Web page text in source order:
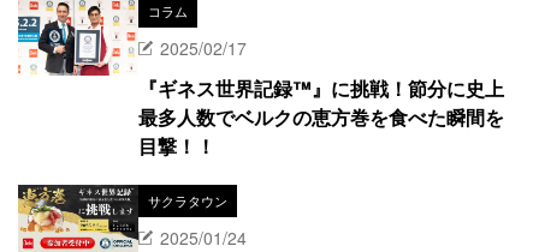
コラム
2025/02/17
『ギネス世界記録™』に挑戦！節分に史上
最多人数でベルクの恵方巻を食べた瞬間を
目撃！！
サクラタウン
2025/01/24